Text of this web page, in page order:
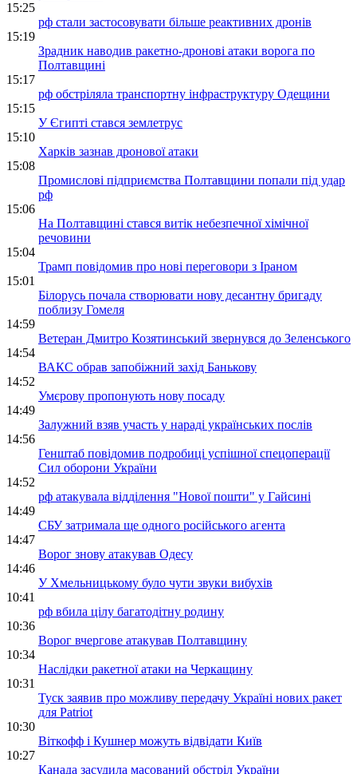
15:25
рф стали застосовувати більше реактивних дронів
15:19
Зрадник наводив ракетно-дронові атаки ворога по
Полтавщині
15:17
рф обстріляла транспортну інфраструктуру Одещини
15:15
У Єгипті стався землетрус
15:10
Харків зазнав дронової атаки
15:08
Промислові підприємства Полтавщини попали під удар
рф
15:06
На Полтавщині стався витік небезпечної хімічної
речовини
15:04
Трамп повідомив про нові переговори з Іраном
15:01
Білорусь почала створювати нову десантну бригаду
поблизу Гомеля
14:59
Ветеран Дмитро Козятинський звернувся до Зеленського
14:54
ВАКС обрав запобіжний захід Банькову
14:52
Умєрову пропонують нову посаду
14:49
Залужний взяв участь у нараді українських послів
14:56
Генштаб повідомив подробиці успішної спецоперації
Сил оборони України
14:52
рф атакувала відділення "Нової пошти" у Гайсині
14:49
СБУ затримала ще одного російського агента
14:47
Ворог знову атакував Одесу
14:46
У Хмельницькому було чути звуки вибухів
10:41
рф вбила цілу багатодітну родину
10:36
Ворог вчергове атакував Полтавщину
10:34
Наслідки ракетної атаки на Черкащину
10:31
Туск заявив про можливу передачу Україні нових ракет
для Patriot
10:30
Віткофф і Кушнер можуть відвідати Київ
10:27
Канада засудила масований обстріл України